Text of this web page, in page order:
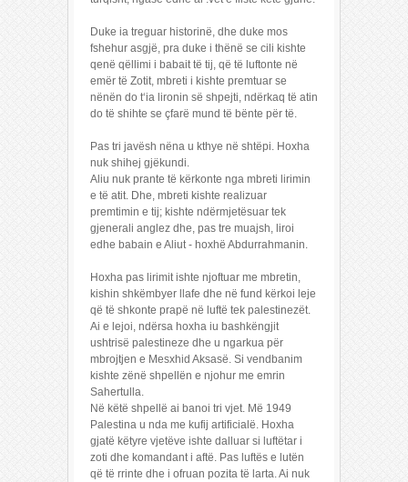
Duke ia treguar historinë, dhe duke mos
fshehur asgjë, pra duke i thënë se cili kishte
qenë qëllimi i babait të tij, që të luftonte në
emër të Zotit, mbreti i kishte premtuar se
nënën do t‘ia lironin së shpejti, ndërkaq të atin
do të shihte se çfarë mund të bënte për të.
Pas tri javësh nëna u kthye në shtëpi. Hoxha
nuk shihej gjëkundi.
Aliu nuk prante të kërkonte nga mbreti lirimin
e të atit. Dhe, mbreti kishte realizuar
premtimin e tij; kishte ndërmjetësuar tek
gjenerali anglez dhe, pas tre muajsh, liroi
edhe babain e Aliut - hoxhë Abdurrahmanin.
Hoxha pas lirimit ishte njoftuar me mbretin,
kishin shkëmbyer llafe dhe në fund kërkoi leje
që të shkonte prapë në luftë tek palestinezët.
Ai e lejoi, ndërsa hoxha iu bashkëngjit
ushtrisë palestineze dhe u ngarkua për
mbrojtjen e Mesxhid Aksasë. Si vendbanim
kishte zënë shpellën e njohur me emrin
Sahertulla.
Në këtë shpellë ai banoi tri vjet. Më 1949
Palestina u nda me kufij artificialë. Hoxha
gjatë këtyre vjetëve ishte dalluar si luftëtar i
zoti dhe komandant i aftë. Pas luftës e lutën
që të rrinte dhe i ofruan pozita të larta. Ai nuk